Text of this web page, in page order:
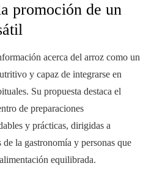
promoción de un
acerca del arroz como un
y capaz de integrarse en
Su propuesta destaca el
de preparaciones
y prácticas, dirigidas a
de la gastronomía y personas que
equilibrada.